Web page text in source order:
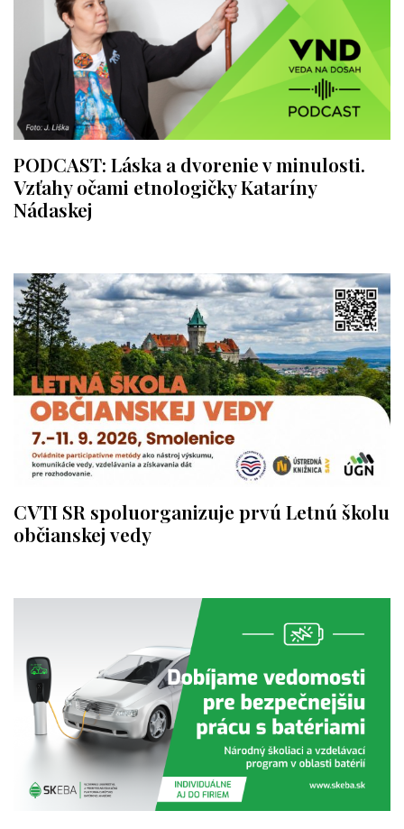
PODCAST: Láska a dvorenie v minulosti.
Vzťahy očami etnologičky Kataríny
Nádaskej
CVTI SR spoluorganizuje prvú Letnú školu
občianskej vedy